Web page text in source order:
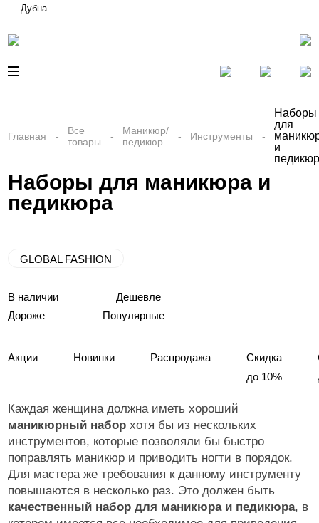
Дубна
Главная
Все
товары
Маникюр/
педикюр
Инструменты
Наборы
для
и
Наборы для маникюра и
педикюра
GLOBAL FASHION
В наличии
Дешевле
Дороже
Популярные
Акции Новинки Распродажа
Скидка
до 10%
Каждая женщина должна иметь хороший
маникюрный набор хотя бы из нескольких
инструментов, которые позволяли бы быстро
поправлять маникюр и приводить ногти в порядок.
Для мастера же требования к данному инструменту
повышаются в несколько раз. Это должен быть
качественный набор для маникюра и педикюра, в